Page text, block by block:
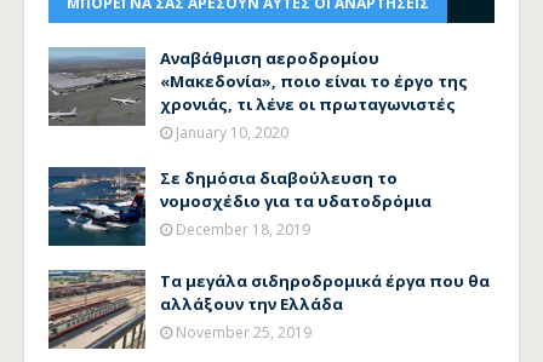
Αναβάθμιση αεροδρομίου
«Μακεδονία», ποιο είναι το έργο της
χρονιάς, τι λένε οι πρωταγωνιστές
January 10, 2020
Σε δημόσια διαβούλευση το
νομοσχέδιο για τα υδατοδρόμια
December 18, 2019
Τα μεγάλα σιδηροδρομικά έργα που θα
αλλάξουν την Ελλάδα
November 25, 2019